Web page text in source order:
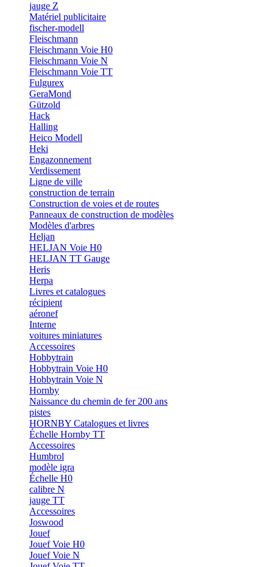
jauge Z
Matériel publicitaire
fischer-modell
Fleischmann
Fleischmann Voie H0
Fleischmann Voie N
Fleischmann Voie TT
Fulgurex
GeraMond
Gützold
Hack
Halling
Heico Modell
Heki
Engazonnement
Verdissement
Ligne de ville
construction de terrain
Construction de voies et de routes
Panneaux de construction de modèles
Modèles d'arbres
Heljan
HELJAN Voie H0
HELJAN TT Gauge
Heris
Herpa
Livres et catalogues
récipient
aéronef
Interne
voitures miniatures
Accessoires
Hobbytrain
Hobbytrain Voie H0
Hobbytrain Voie N
Hornby
Naissance du chemin de fer 200 ans
pistes
HORNBY Catalogues et livres
Échelle Hornby TT
Accessoires
Humbrol
modèle igra
Échelle H0
calibre N
jauge TT
Accessoires
Joswood
Jouef
Jouef Voie H0
Jouef Voie N